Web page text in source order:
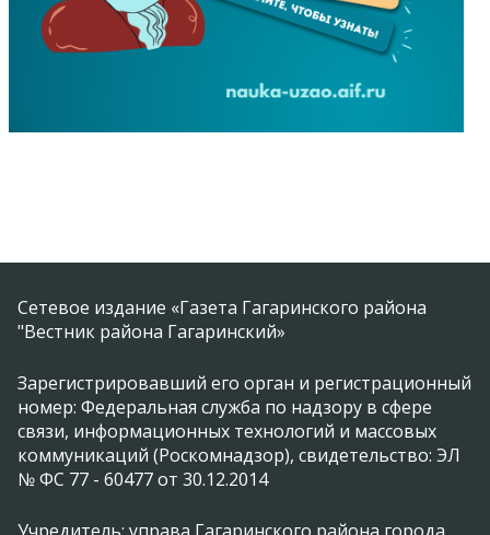
Сетевое издание «Газета Гагаринского района
"Вестник района Гагаринский»
Зарегистрировавший его орган и регистрационный
номер: Федеральная служба по надзору в сфере
связи, информационных технологий и массовых
коммуникаций (Роскомнадзор), свидетельство: ЭЛ
№ ФС 77 - 60477 от 30.12.2014